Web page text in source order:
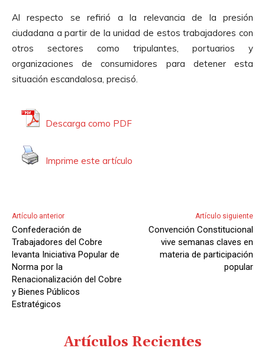
Al respecto se refirió a la relevancia de la presión
ciudadana a partir de la unidad de estos trabajadores con
otros sectores como tripulantes, portuarios y
organizaciones de consumidores para detener esta
situación escandalosa, precisó.
Descarga como PDF
Imprime este artículo
Artículo anterior
Confederación de
Trabajadores del Cobre
levanta Iniciativa Popular de
Norma por la
Renacionalización del Cobre
y Bienes Públicos
Estratégicos
Artículo siguiente
Convención Constitucional
vive semanas claves en
materia de participación
popular
Artículos Recientes